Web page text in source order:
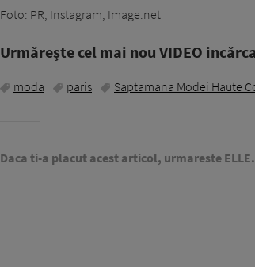
Foto: PR, Instagram, Image.net
Urmăreşte cel mai nou VIDEO
moda paris Saptamana Modei Haute
Daca ti-a placut acest articol, urmareste